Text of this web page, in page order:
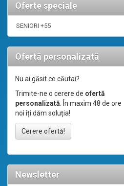
Oferte speciale
SENIORI +55
Ofertă personalizată
Nu ai găsit ce căutai?
Trimite-ne o cerere de ofertă
personalizată. În maxim 48 de ore
noi îți dăm soluția!
Cerere ofertă!
Newsletter